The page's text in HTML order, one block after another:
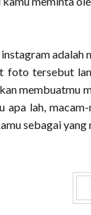
adalah
foto tersebut
membuatmu
apa lah,
sebagai